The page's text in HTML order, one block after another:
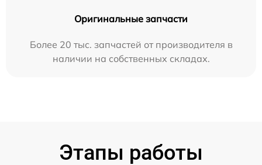
Оригинальные запчасти
Более 20 тыс. запчастей от производителя в
наличии на собственных складах.
Этапы работы